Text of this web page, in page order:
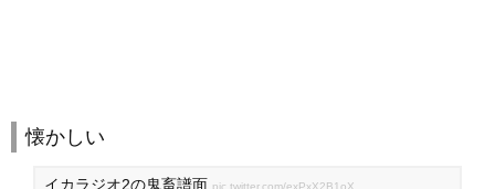
懐かしい
イカラジオ2の鬼畜譜面 pic.twitter.com/exPxX2B1oX